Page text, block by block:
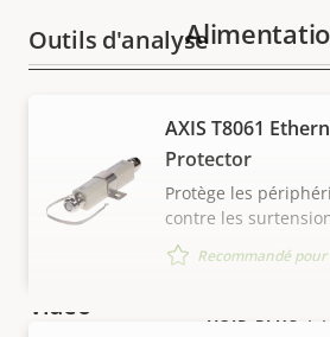
Outils d'analyse
propriété
la
propriété
Version Autotracking
Aide à l'orientation
Vidéo
VOIR PLUS
AXIS T8061
Protector
Protège les
contre les
Recommandé